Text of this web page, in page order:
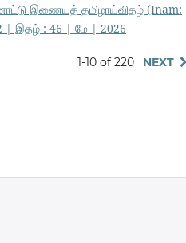
இணையத் தமிழாய்விதழ் (Inam:
| இதழ் : 46 | மே | 2026
1-10 of 220 NEXT